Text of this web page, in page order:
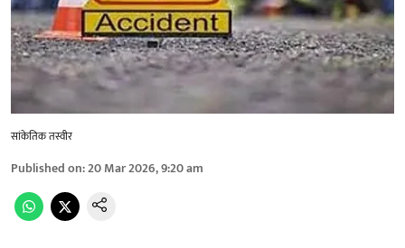
सांकेतिक तस्वीर
Published on:20 Mar 2026, 9:20 am